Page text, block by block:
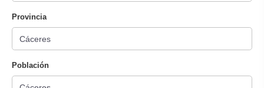
Provincia
Población